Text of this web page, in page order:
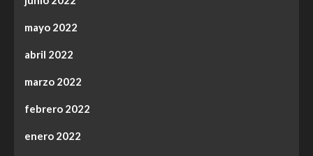
mayo 2022
abril 2022
marzo 2022
febrero 2022
enero 2022